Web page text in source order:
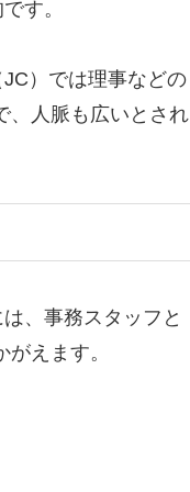
す。
）では理事などの
、人脈も広いとされ
、事務スタッフと
えます。